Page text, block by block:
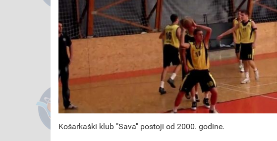
Košarkaški klub "Sava" postoji od 2000. godine.